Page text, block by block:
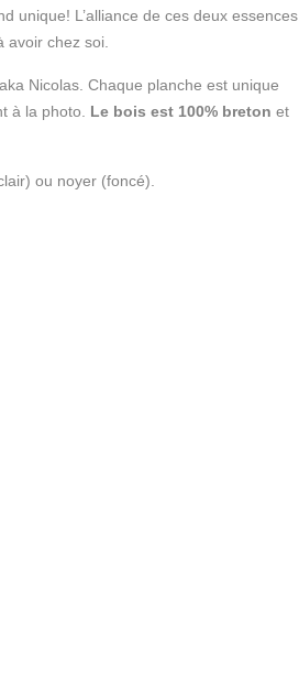
unique! L’alliance de ces deux essences
avoir chez soi.
aka Nicolas. Chaque planche est unique
à la photo. Le bois est 100% breton et
ou noyer (foncé).